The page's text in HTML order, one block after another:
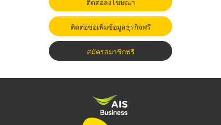
ติดต่อลงโฆษณา
ติดต่อขอเพิ่มข้อมูลธุรกิจฟรี
สมัครสมาชิกฟรี